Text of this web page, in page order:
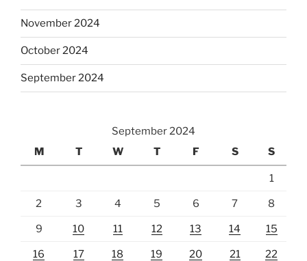
November 2024
October 2024
September 2024
September 2024
M
T W T F S S
1
2 3 4 5 6 7 8
9 10 11 12 13 14 15
16 17 18 19 20 21 22